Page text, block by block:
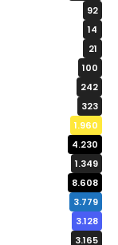
92
14
21
100
242
323
1.960
4.230
1.349
8.608
3.779
3.128
3.165